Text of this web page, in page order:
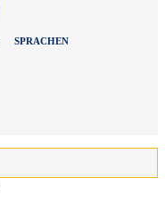
SPRACHEN